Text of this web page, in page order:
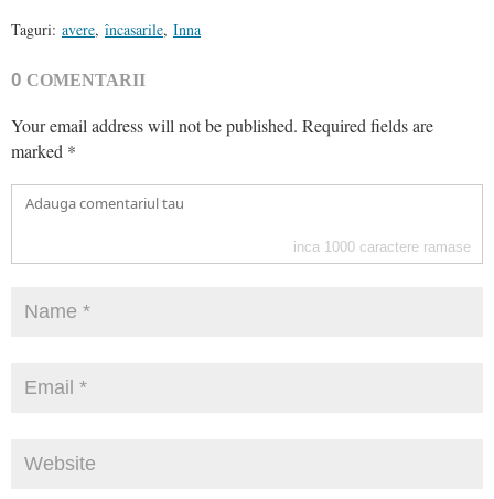
Taguri: avere, încasarile, Inna
0 COMENTARII
Your email address will not be published. Required fields are
marked *
inca 1000 caractere ramase